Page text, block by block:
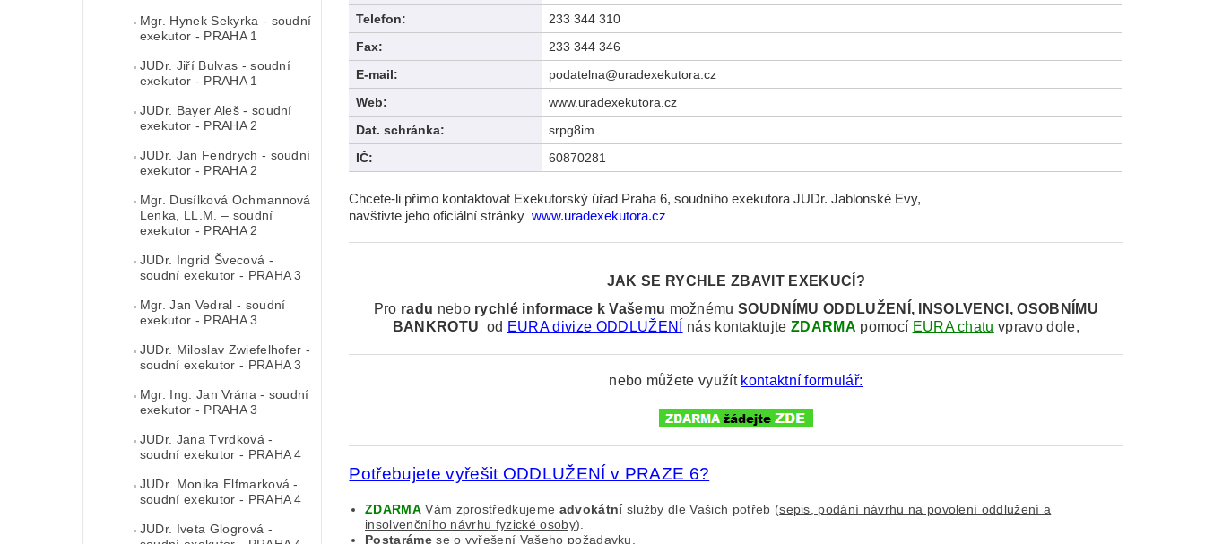
Mgr. Hynek Sekyrka - soudní
exekutor - PRAHA 1
JUDr. Jiří Bulvas - soudní
exekutor - PRAHA 1
JUDr. Bayer Aleš - soudní
exekutor - PRAHA 2
JUDr. Jan Fendrych - soudní
exekutor - PRAHA 2
Mgr. Dusílková Ochmannová
Lenka, LL.M. – soudní
exekutor - PRAHA 2
JUDr. Ingrid Švecová -
soudní exekutor - PRAHA 3
Mgr. Jan Vedral - soudní
exekutor - PRAHA 3
JUDr. Miloslav Zwiefelhofer -
soudní exekutor - PRAHA 3
Mgr. Ing. Jan Vrána - soudní
exekutor - PRAHA 3
JUDr. Jana Tvrdková -
soudní exekutor - PRAHA 4
JUDr. Monika Elfmarková -
soudní exekutor - PRAHA 4
JUDr. Iveta Glogrová -
Telefon:
233 344 310
Fax:
233 344 346
E-mail:
podatelna@uradexekutora.cz
Web:
www.uradexekutora.cz
Dat. schránka:
srpg8im
IČ:
60870281
Chcete-li přímo kontaktovat Exekutorský úřad Praha 6, soudního exekutora JUDr. Jablonské Evy,
navštivte jeho oficiální stránkywww.uradexekutora.cz
JAK SE RYCHLE ZBAVIT EXEKUCÍ?
Pro radu nebo rychlé informace k Vašemu možnémuSOUDNÍMU ODDLUŽENÍ, INSOLVENCI, OSOBNÍMU
BANKROTU od EURA divize ODDLUŽENÍ nás kontaktujteZDARMA pomocí EURA chatu vpravo dole,
nebo můžete využít kontaktní formulář:
Potřebujete vyřešit ODDLUŽENÍ v PRAZE 6?
ZDARMAVám zprostředkujeme advokátníslužby dle Vašich potřeb (sepis, podání návrhu na povolení oddlužení a
insolvenčního návrhu fyzické osoby).
Postarámese o vyřešení Vašeho požadavku.